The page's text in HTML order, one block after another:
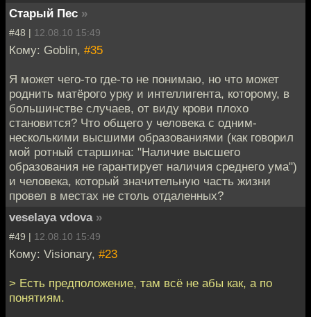
Старый Пес »
#48 | 12.08.10 15:49
Кому: Goblin, #35
Я может чего-то где-то не понимаю, но что может
роднить матёрого урку и интеллигента, которому, в
большинстве случаев, от виду крови плохо
становится? Что общего у человека с одним-
несколькими высшими образованиями (как говорил
мой ротный старшина: "Наличие высшего
образования не гарантирует наличия среднего ума")
и человека, который значительную часть жизни
провел в местах не столь отдаленных?
veselaya vdova »
#49 | 12.08.10 15:49
Кому: Visionary, #23
> Есть предположение, там всё не абы как, а по
понятиям.